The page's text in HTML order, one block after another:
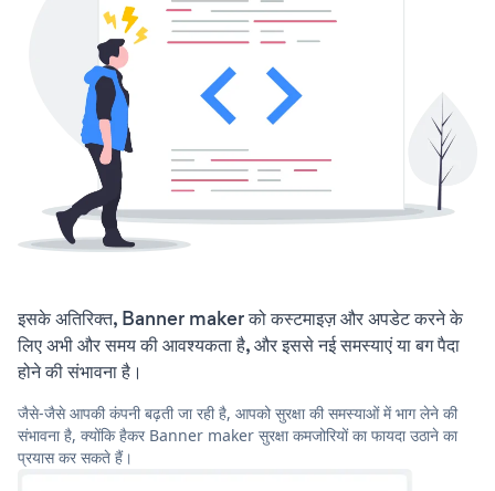
इसके अतिरिक्त, Banner maker को कस्टमाइज़ और अपडेट करने के
लिए अभी और समय की आवश्यकता है, और इससे नई समस्याएं या बग पैदा
होने की संभावना है।
जैसे-जैसे आपकी कंपनी बढ़ती जा रही है, आपको सुरक्षा की समस्याओं में भाग लेने की
संभावना है, क्योंकि हैकर Banner maker सुरक्षा कमजोरियों का फायदा उठाने का
प्रयास कर सकते हैं।